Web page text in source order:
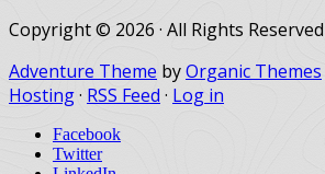
Copyright © 2026 · All Rights Reserved
Adventure Theme byOrganic Themes
Hosting· RSS Feed · Log in
Facebook
Twitter